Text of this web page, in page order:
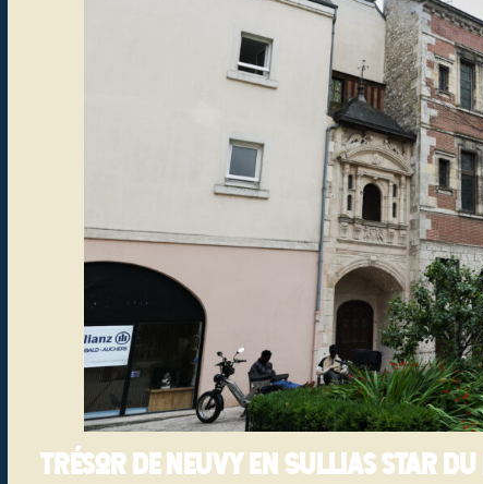
Trésor de Neuvy en Sullias star